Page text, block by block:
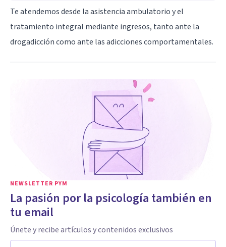
Te atendemos desde la asistencia ambulatorio y el
tratamiento integral mediante ingresos, tanto ante la
drogadicción como ante las adicciones comportamentales.
NEWSLETTER PYM
La pasión por la psicología también en
tu email
Únete y recibe artículos y contenidos exclusivos